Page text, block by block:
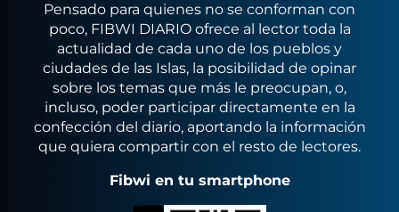
Pensado para quienes no se conforman con
poco, FIBWI DIARIO ofrece al lector toda la
actualidad de cada uno de los pueblos y
ciudades de las Islas, la posibilidad de opinar
sobre los temas que más le preocupan, o,
incluso, poder participar directamente en la
confección del diario, aportando la información
que quiera compartir con el resto de lectores.
Fibwi en tu smartphone